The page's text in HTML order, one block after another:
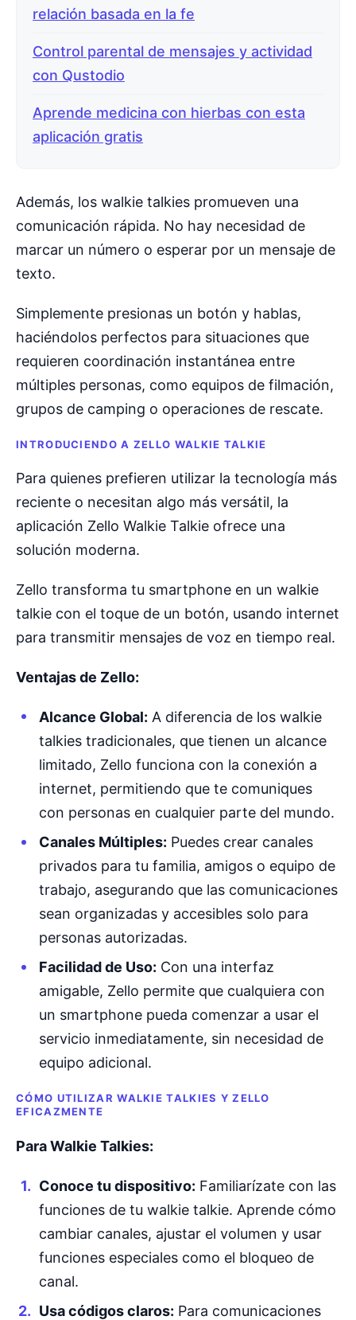
relación basada en la fe
Control parental de mensajes y actividad
con Qustodio
Aprende medicina con hierbas con esta
aplicación gratis
Además, los walkie talkies promueven una
comunicación rápida. No hay necesidad de
marcar un número o esperar por un mensaje de
texto.
Simplemente presionas un botón y hablas,
haciéndolos perfectos para situaciones que
requieren coordinación instantánea entre
múltiples personas, como equipos de filmación,
grupos de camping o operaciones de rescate.
INTRODUCIENDO A ZELLO WALKIE TALKIE
Para quienes prefieren utilizar la tecnología más
reciente o necesitan algo más versátil, la
aplicación Zello Walkie Talkie ofrece una
solución moderna.
Zello transforma tu smartphone en un walkie
talkie con el toque de un botón, usando internet
para transmitir mensajes de voz en tiempo real.
Ventajas de Zello:
Alcance Global: A diferencia de los walkie
talkies tradicionales, que tienen un alcance
limitado, Zello funciona con la conexión a
internet, permitiendo que te comuniques
con personas en cualquier parte del mundo.
Canales Múltiples: Puedes crear canales
privados para tu familia, amigos o equipo de
trabajo, asegurando que las comunicaciones
sean organizadas y accesibles solo para
personas autorizadas.
Facilidad de Uso: Con una interfaz
amigable, Zello permite que cualquiera con
un smartphone pueda comenzar a usar el
servicio inmediatamente, sin necesidad de
equipo adicional.
CÓMO UTILIZAR WALKIE TALKIES Y ZELLO
EFICAZMENTE
Para Walkie Talkies:
Conoce tu dispositivo: Familiarízate con las
funciones de tu walkie talkie. Aprende cómo
cambiar canales, ajustar el volumen y usar
funciones especiales como el bloqueo de
canal.
Usa códigos claros: Para comunicaciones